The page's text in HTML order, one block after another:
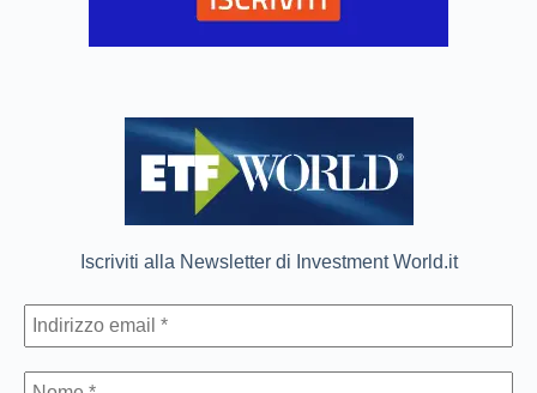
Iscriviti alla Newsletter di Investment World.it